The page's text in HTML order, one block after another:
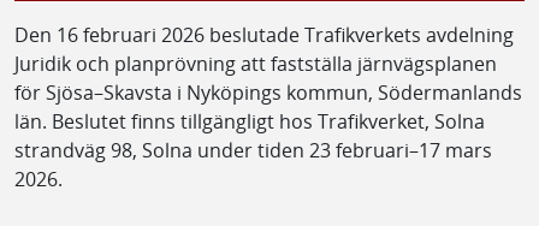
Den 16 februari 2026 beslutade Trafikverkets avdelning
Juridik och planprövning att fastställa järnvägsplanen
för Sjösa–Skavsta i Nyköpings kommun, Södermanlands
län. Beslutet finns tillgängligt hos Trafikverket, Solna
strandväg 98, Solna under tiden 23 februari–17 mars
2026.